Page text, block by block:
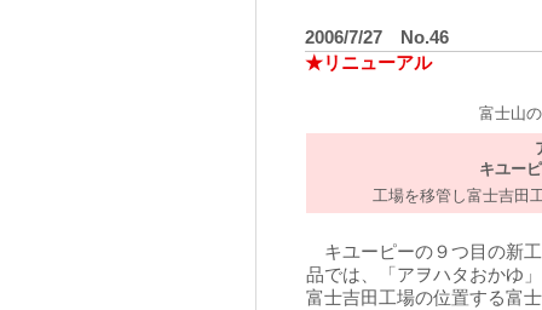
2006/7/27 No.46
★リニューアル
富士山
キユー
工場を移管し富士吉田
キユーピーの９つ目の新
品では、「アヲハタおかゆ
富士吉田工場の位置する富